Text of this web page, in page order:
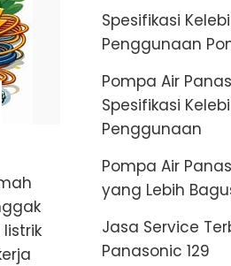
Spesifikasi
Penggunaan
Pompa Air
Spesifikasi
Penggunaan
Pompa Air
yang Lebih
Jasa Service
Panasonic 129